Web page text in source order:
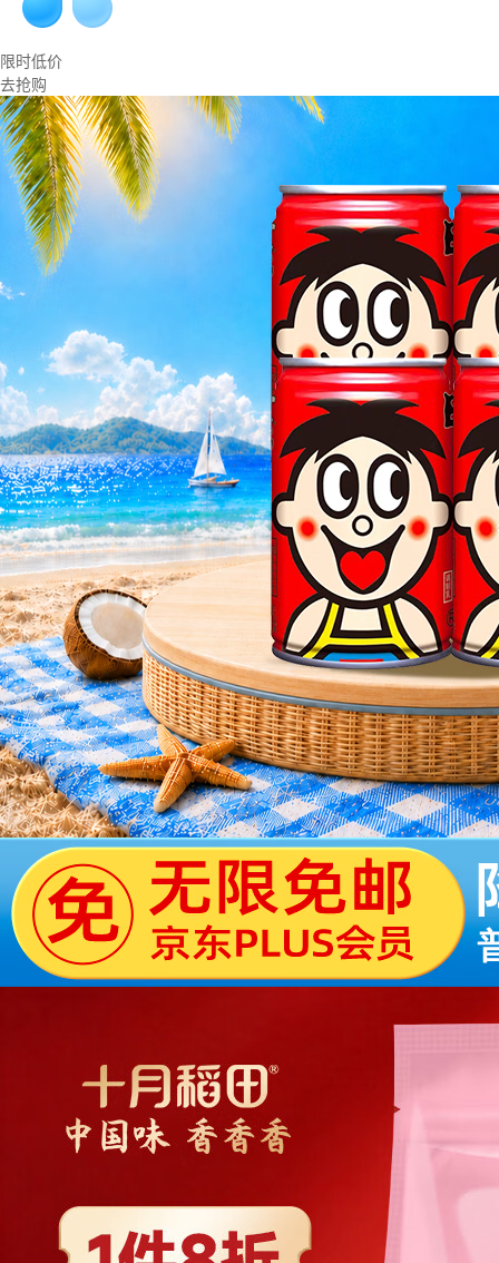
限时低价
去抢购